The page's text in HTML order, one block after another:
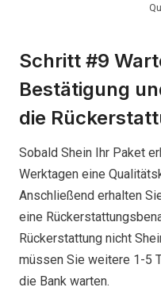
Schritt #9
Bestätigung
die
Sobald Shein Ihr Paket
Werktagen eine
Anschließend erhalten
eine
Rückerstattung nicht
müssen Sie weitere 1-5
die Bank warten.